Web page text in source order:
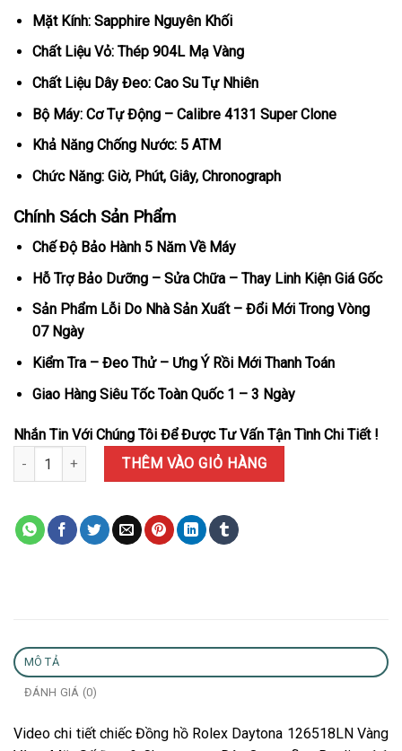
Mặt Kính: Sapphire Nguyên Khối
Chất Liệu Vỏ: Thép 904L Mạ Vàng
Chất Liệu Dây Đeo: Cao Su Tự Nhiên
Bộ Máy: Cơ Tự Động – Calibre 4131 Super Clone
Khả Năng Chống Nước: 5 ATM
Chức Năng: Giờ, Phút, Giây, Chronograph
Chính Sách Sản Phẩm
Chế Độ Bảo Hành 5 Năm Về Máy
Hỗ Trợ Bảo Dưỡng – Sửa Chữa – Thay Linh Kiện Giá Gốc
Sản Phẩm Lỗi Do Nhà Sản Xuất – Đổi Mới Trong Vòng
07 Ngày
Kiểm Tra – Đeo Thử – Ưng Ý Rồi Mới Thanh Toán
Giao Hàng Siêu Tốc Toàn Quốc 1 – 3 Ngày
Nhắn Tin Với Chúng Tôi Để Được Tư Vấn Tận Tình Chi Tiết !
Đồng hồ Rolex Daytona 126518LN Vàng Vàng Mặt Số Đen &
THÊM VÀO GIỎ HÀNG
MÔ TẢ
ĐÁNH GIÁ (0)
Video chi tiết chiếc Đồng hồ Rolex Daytona 126518LN Vàng